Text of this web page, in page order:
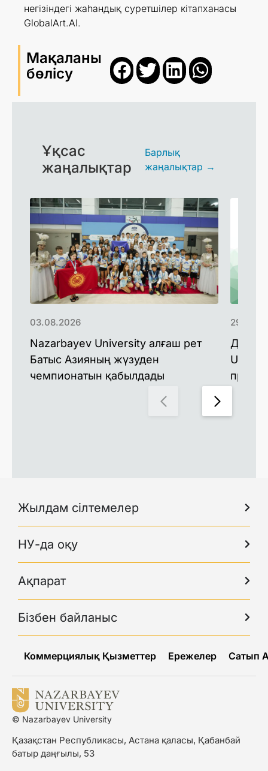
негізіндегі жаһандық суретшілер кітапханасы
GlobalArt.AI.
Мақаланы
бөлісу
Ұқсас
жаңалықтар
Барлық
жаңалықтар →
Nazarbayev University алғаш рет
Батыс Азияның жүзуден
чемпионатын қабылдады
03.08.2026
Жылдам сілтемелер
НУ-да оқу
Ақпарат
Бізбен байланыс
Коммерциялық Қызметтер Ережелер Сатып
© Nazarbayev University
Қазақстан Республикасы, Астана қаласы, Қабанбай
батыр даңғылы, 53